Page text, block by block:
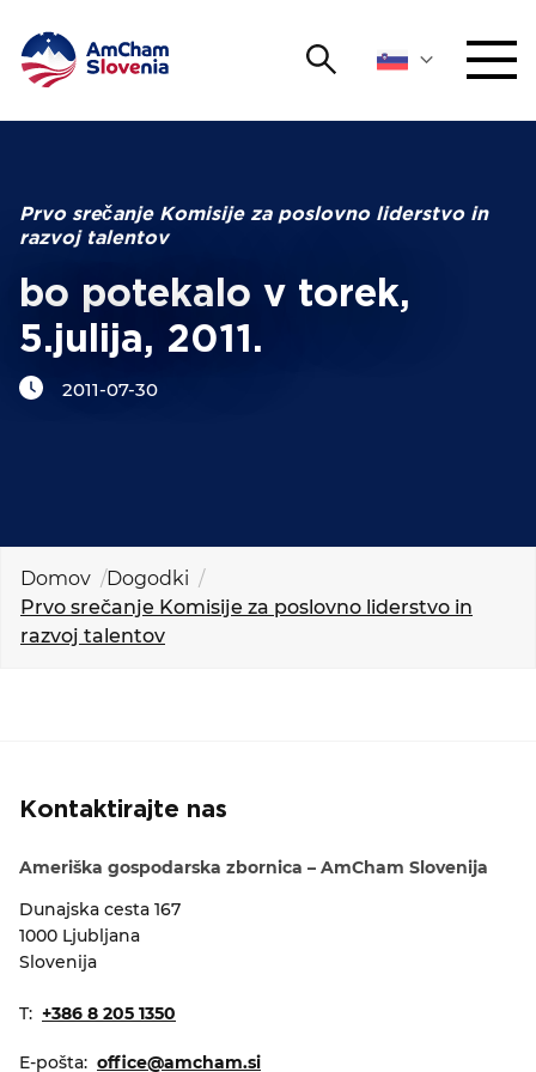
Išči
ZAGOVORNIŠTVO
AmChamYOUNG
MEDNARODNO SODELOVANJE
KOLEDAR DOGODKOV
NOVICE
Prvo srečanje Komisije za poslovno liderstvo in
razvoj talentov
bo potekalo v torek,
5.julija, 2011.
2011-07-30
Domov
Dogodki
Prvo srečanje Komisije za poslovno liderstvo in
razvoj talentov
Kontaktirajte nas
Ameriška gospodarska zbornica – AmCham Slovenija
Dunajska cesta 167
1000 Ljubljana
Slovenija
T: +386 8 205 1350
E-pošta: office@amcham.si